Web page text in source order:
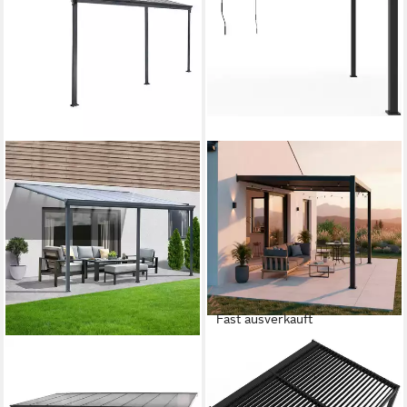
Größenauswahl
Fast ausverkauft
Terrassendach
Terrassenüberdachung Hana